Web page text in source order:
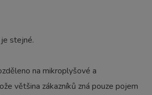
stejné.
na mikroplyšové a
většina zákazníků zná pouze pojem